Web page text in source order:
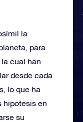
la
para
cual han
desde cada
lo que ha
hipotesis en
su